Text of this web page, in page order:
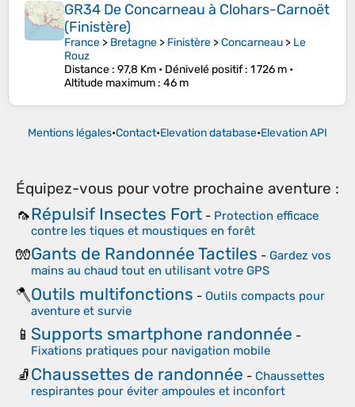
GR34 De Concarneau à Clohars-Carnoët
(Finistère)
France > Bretagne > Finistère >Concarneau > Le
Rouz
Distance : 97,8 Km • Dénivelé positif: 1 726 m •
Altitude maximum : 46 m
Mentions légales•Contact•Elevation database•Elevation API
Équipez-vous pour votre prochaine aventure :
🦟Répulsif Insectes Fort - Protection efficace
contre les tiques et moustiques en forêt
🧤Gants de Randonnée Tactiles - Gardez vos
mains au chaud tout en utilisant votre GPS
🪓Outils multifonctions - Outils compacts pour
aventure et survie
📱 Supports smartphone randonnée -
Fixations pratiques pour navigation mobile
🧦Chaussettes de randonnée - Chaussettes
respirantes pour éviter ampoules et inconfort